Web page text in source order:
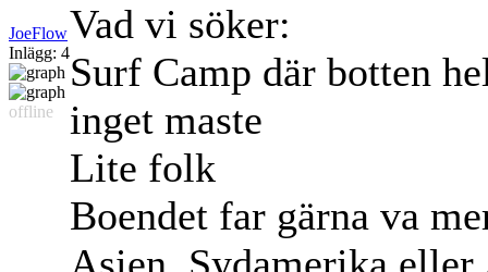
JoeFlow
Inlägg: 4
offline
Vad vi söker:
Surf Camp där botten
inget maste
Lite folk
Boendet far gärna va